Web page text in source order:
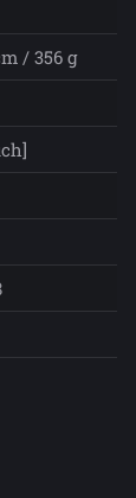
/ 356 g